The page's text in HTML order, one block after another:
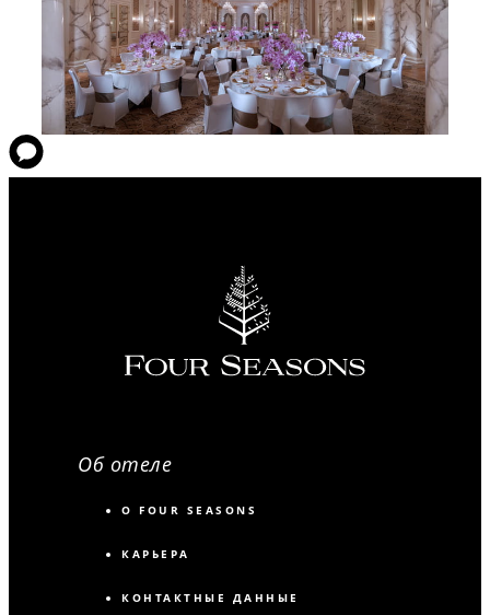
Об отеле
О FOUR SEASONS
КАРЬЕРА
КОНТАКТНЫЕ ДАННЫЕ